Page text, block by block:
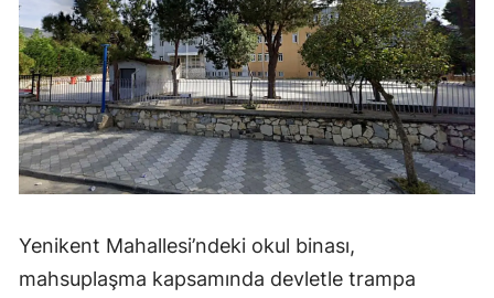
Yenikent Mahallesi’ndeki okul binası,
mahsuplaşma kapsamında devletle trampa